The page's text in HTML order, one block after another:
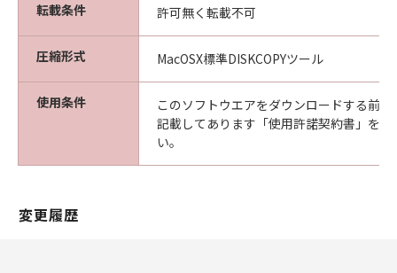
転載条件 許可無く転載不可
圧縮形式 MacOSX標準DISKCOPYツール
使用条件
このソフトウエアをダウンロードする前
記載してあります「使用許諾契約書」を
い。
変更履歴